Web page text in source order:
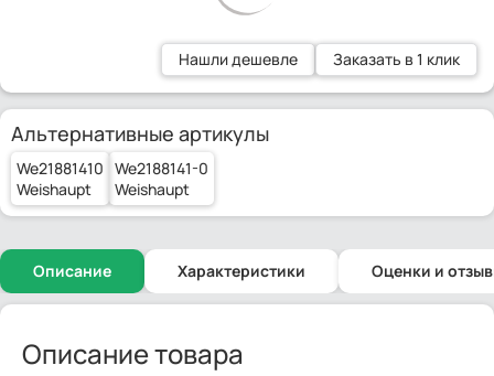
Нашли дешевле Заказать в 1 клик
Альтернативные артикулы
We21881410
Weishaupt
We2188141-0
Weishaupt
Описание Характеристики Оценки и
Описание товара